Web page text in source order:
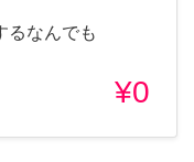
るなんでも
¥0